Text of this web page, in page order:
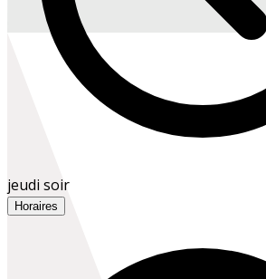
jeudi soir
Horaires